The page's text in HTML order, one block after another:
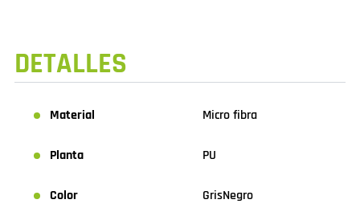
DETALLES
Material Micro fibra
Planta PU
Color GrisNegro